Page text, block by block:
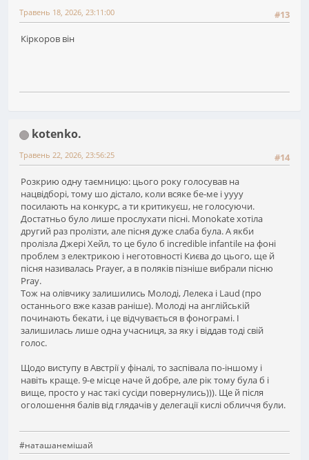
#13
Травень 18, 2026, 23:11:00
Кіркоров він
kotenko.
#14
Травень 22, 2026, 23:56:25
Розкрию одну таємницю: цього року голосував на
нацвідборі, тому шо дістало, коли всяке бе-ме і уууу
посилають на конкурс, а ти критикуєш, не голосуючи.
Достатньо було лише прослухати пісні. Monokate хотіла
другий раз пролізти, але пісня дуже слаба була. А якби
пролізла Джері Хейл, то це було б incredible infantile на фоні
проблем з електрикою і неготовності Києва до цього, ще й
пісня називалась Prayer, а в поляків пізніше вибрали пісню
Pray.
Тож на олівчику залишились Молоді, Лелека і Laud (про
останнього вже казав раніше). Молоді на англійській
починають бекати, і це відчувається в фонограмі. І
залишилась лише одна учасниця, за яку і віддав тоді свій
голос.
Щодо виступу в Австрії у фіналі, то заспівала по-іншому і
навіть краще. 9-е місце наче й добре, але рік тому була б і
вище, просто у нас такі сусіди повернулись))). Ще й після
оголошення балів від глядачів у делегації кислі обличчя були.
#наташанемішай